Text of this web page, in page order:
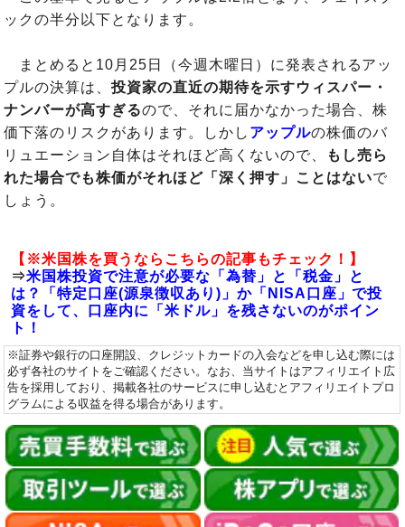
ックの半分以下となります。
まとめると10月25日（今週木曜日）に発表されるアッ
プルの決算は、投資家の直近の期待を示すウィスパー・
ナンバーが高すぎるので、それに届かなかった場合、株
価下落のリスクがあります。しかし アップルの株価のバ
リュエーション自体はそれほど高くないので、
もし売ら
れた場合でも株価がそれほど「深く押す」ことはないで
しょう。
【※米国株を買うならこちらの記事もチェック！】
⇒米国株投資で注意が必要な「為替」と「税金」と
は？「特定口座(源泉徴収あり)」か「NISA口座」で投
資をして、口座内に「米ドル」を残さないのがポイン
ト！
※証券や銀行の口座開設、クレジットカードの入会などを申し込む際には
必ず各社のサイトをご確認ください。なお、当サイトはアフィリエイト広
告を採用しており、掲載各社のサービスに申し込むとアフィリエイトプロ
グラムによる収益を得る場合があります。